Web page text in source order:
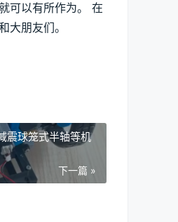
可以有所作为。 在
大朋友们。
震球笼式半轴等机
下一篇 »